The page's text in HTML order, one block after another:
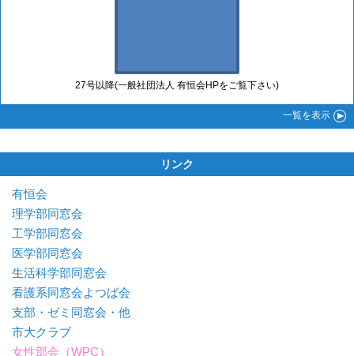
27号以降(一般社団法人 有恒会HPをご覧下さい)
一覧を表示
リンク
有恒会
理学部同窓会
工学部同窓会
医学部同窓会
生活科学部同窓会
看護系同窓会よつば会
支部・ゼミ同窓会・他
市大クラブ
女性部会（WPC）